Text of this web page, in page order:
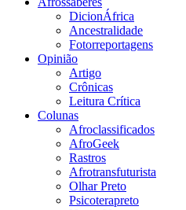
DicionÁfrica
Ancestralidade
Fotorreportagens
Opinião
Artigo
Crônicas
Leitura Crítica
Colunas
Afroclassificados
AfroGeek
Rastros
Afrotransfuturista
Olhar Preto
Psicoterapreto